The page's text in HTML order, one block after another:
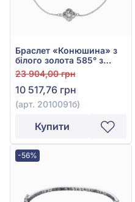
Браслет «Конюшина» з
білого золота 585° з
фіанітами, арт. 2010091б
23 904,00 грн
10 517,76 грн
(арт. 2010091б)
Купити
-56%